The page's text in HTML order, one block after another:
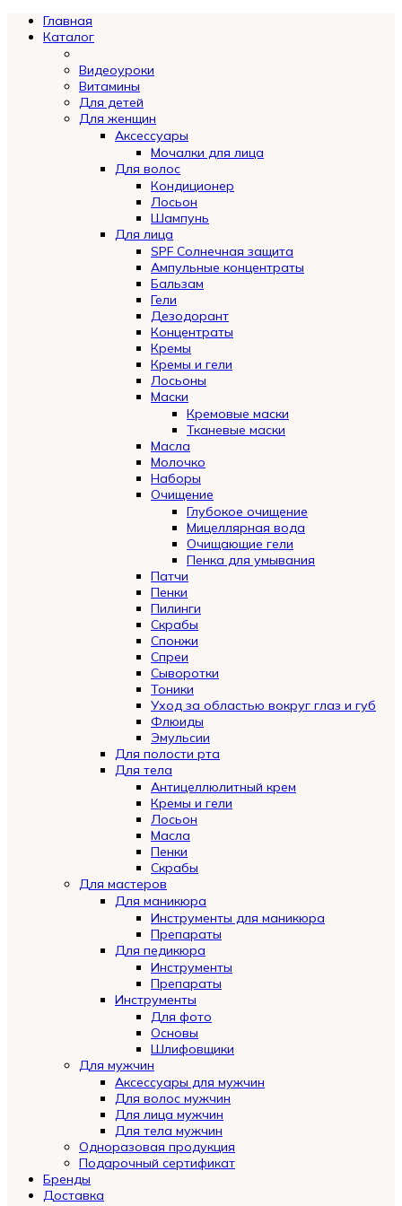
Главная
Каталог
Видеоуроки
Витамины
Для детей
Для женщин
Аксессуары
Мочалки для лица
Для волос
Кондиционер
Лосьон
Шампунь
Для лица
SPF Солнечная защита
Ампульные концентраты
Бальзам
Гели
Дезодорант
Концентраты
Кремы
Кремы и гели
Лосьоны
Маски
Кремовые маски
Тканевые маски
Масла
Молочко
Наборы
Очищение
Глубокое очищение
Мицеллярная вода
Очищающие гели
Пенка для умывания
Патчи
Пенки
Пилинги
Скрабы
Спонжи
Спреи
Сыворотки
Тоники
Уход за областью вокруг глаз и губ
Флюиды
Эмульсии
Для полости рта
Для тела
Антицеллюлитный крем
Кремы и гели
Лосьон
Масла
Пенки
Скрабы
Для мастеров
Для маникюра
Инструменты для маникюра
Препараты
Для педикюра
Инструменты
Препараты
Инструменты
Для фото
Основы
Шлифовщики
Для мужчин
Аксессуары для мужчин
Для волос мужчин
Для лица мужчин
Для тела мужчин
Одноразовая продукция
Подарочный сертификат
Automatically
Hierarchic
Бренды
Доставка